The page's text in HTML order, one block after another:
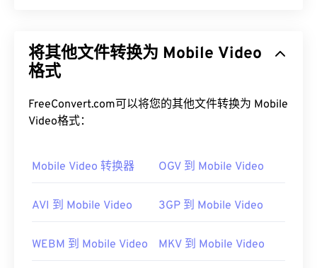
作系统，使用编解码器压缩文件大小，从而生成易于
管理和存储的文件。它也是互联网流媒体（例如
今最佳的视频格式之一。
MP4 文件会在操作系统的默认视频播放器中打开。
Windows 系统中，它会在
Windows Media Player
在某些设备上，尤其是移动设备，打开此文件类型可
将其他文件转换为 Mobile Video
格式
FreeConvert.com可以将您的其他文件转换为 Mobile
Video格式：
Mobile Video 转换器 OGV 到 Mobile Video
AVI 到 Mobile Video 3GP 到 Mobile Video
WEBM 到 Mobile Video MKV 到 Mobile Video